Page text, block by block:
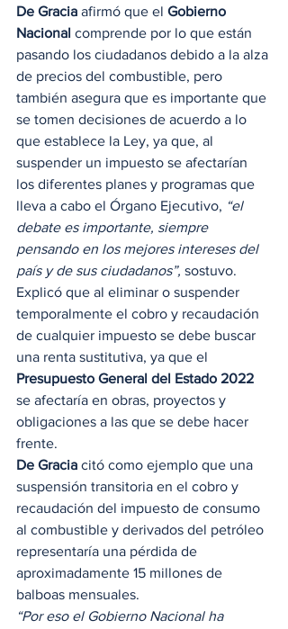
De Gracia afirmó que el Gobierno
Nacional comprende por lo que están
pasando los ciudadanos debido a la alza
de precios del combustible, pero
también asegura que es importante que
se tomen decisiones de acuerdo a lo
que establece la Ley, ya que, al
suspender un impuesto se afectarían
los diferentes planes y programas que
lleva a cabo el Órgano Ejecutivo, “el
debate es importante, siempre
pensando en los mejores intereses del
país y de sus ciudadanos”, sostuvo.
Explicó que al eliminar o suspender
temporalmente el cobro y recaudación
de cualquier impuesto se debe buscar
una renta sustitutiva, ya que el
Presupuesto General del Estado 2022
se afectaría en obras, proyectos y
obligaciones a las que se debe hacer
frente.
De Gracia citó como ejemplo que una
suspensión transitoria en el cobro y
recaudación del impuesto de consumo
al combustible y derivados del petróleo
representaría una pérdida de
aproximadamente 15 millones de
balboas mensuales.
“Por eso el Gobierno Nacional ha